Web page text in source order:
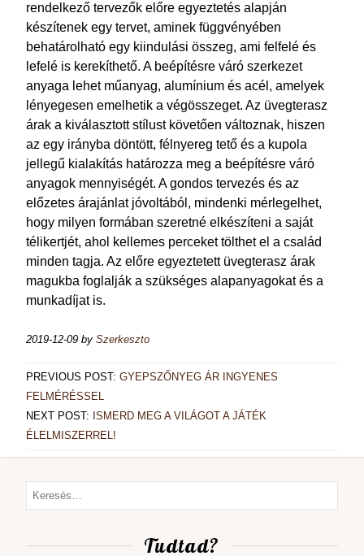
rendelkező tervezők előre egyeztetés alapján
készítenek egy tervet, aminek függvényében
behatárolható egy kiindulási összeg, ami felfelé és
lefelé is kerekíthető. A beépítésre váró szerkezet
anyaga lehet műanyag, alumínium és acél, amelyek
lényegesen emelhetik a végösszeget. Az üvegterasz
árak a kiválasztott stílust követően változnak, hiszen
az egy irányba döntött, félnyereg tető és a kupola
jellegű kialakítás határozza meg a beépítésre váró
anyagok mennyiségét. A gondos tervezés és az
előzetes árajánlat jóvoltából, mindenki mérlegelhet,
hogy milyen formában szeretné elkészíteni a saját
télikertjét, ahol kellemes perceket tölthet el a család
minden tagja. Az előre egyeztetett üvegterasz árak
magukba foglalják a szükséges alapanyagokat és a
munkadíjat is.
2019-12-09 by Szerkeszto
PREVIOUS POST: GYEPSZŐNYEG ÁR INGYENES
FELMÉRÉSSEL
NEXT POST: ISMERD MEG A VILÁGOT A JÁTÉK
ÉLELMISZERREL!
Tudtad?